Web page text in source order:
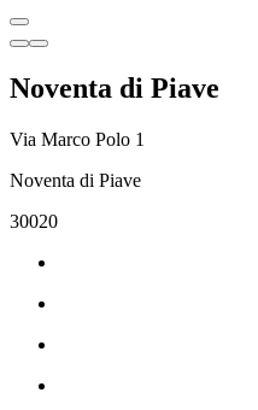
Noventa di Piave
Via Marco Polo 1
Noventa di Piave
30020